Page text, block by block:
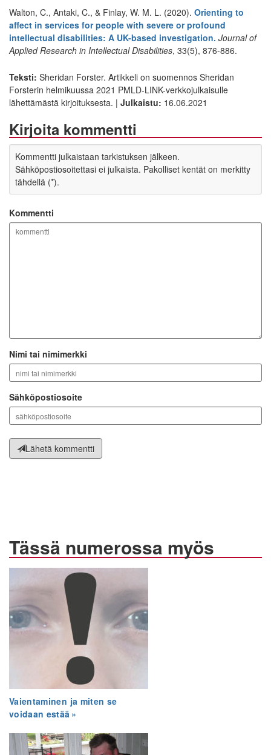
Walton, C., Antaki, C., & Finlay, W. M. L. (2020). Orienting to
affect in services for people with severe or profound
intellectual disabilities: A UK-based investigation. Journal of
Applied Research in Intellectual Disabilities, 33(5), 876-886.
Teksti: Sheridan Forster. Artikkeli on suomennos Sheridan
Forsterin helmikuussa 2021 PMLD-LINK-verkkojulkaisulle
lähettämästä kirjoituksesta. | Julkaistu: 16.06.2021
Kirjoita kommentti
Kommentti julkaistaan tarkistuksen jälkeen.
Sähköpostiosoitettasi ei julkaista. Pakolliset kentät on merkitty
tähdellä (*).
Kommentti
Nimi tai nimimerkki
Sähköpostiosoite
Lähetä kommentti
Tässä numerossa myös
Vaientaminen ja miten se
voidaan estää